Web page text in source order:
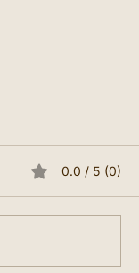
0.0 / 5 (0)